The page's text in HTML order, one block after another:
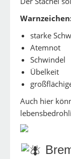
starke
Atemnot
Schwindel
Übelkeit
Auch hier